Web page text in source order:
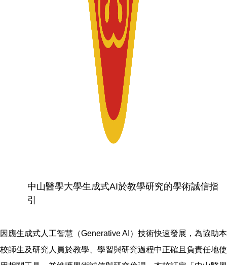
中山醫學大學生成式AI於教學研究的學術誠信指
引
因應生成式人工智慧（Generative AI）技術快速發展，為協助本
校師生及研究人員於教學、學習與研究過程中正確且負責任地使